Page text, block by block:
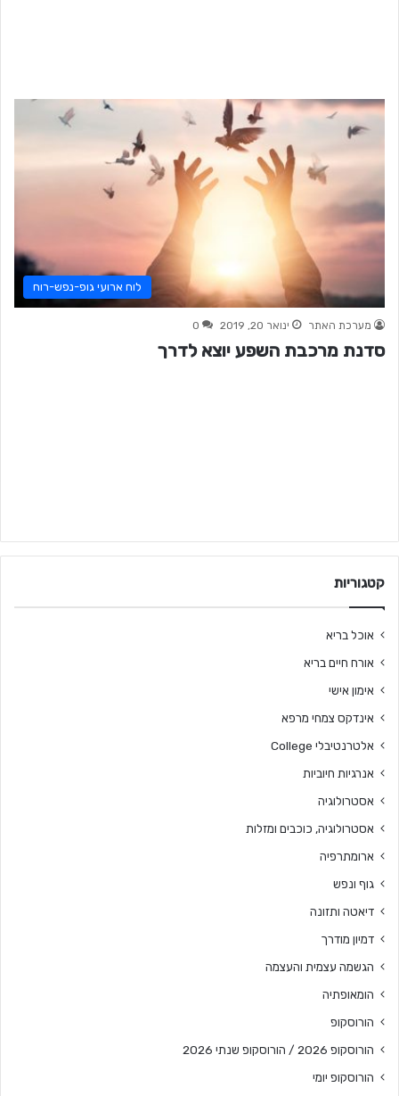
לוח ארועי גופ-נפש-רוח
מערכת האתר ינואר 20, 2019 0
סדנת מרכבת השפע יוצא לדרך
קטגוריות
אוכל בריא
אורח חיים בריא
אימון אישי
אינדקס צמחי מרפא
אלטרנטיבלי College
אנרגיות חיוביות
אסטרולוגיה
אסטרולוגיה, כוכבים ומזלות
ארומתרפיה
גוף ונפש
דיאטה ותזונה
דמיון מודרך
הגשמה עצמית והעצמה
הומאופתיה
הורוסקופ
הורוסקופ 2026 / הורוסקופ שנתי 2026
הורוסקופ יומי